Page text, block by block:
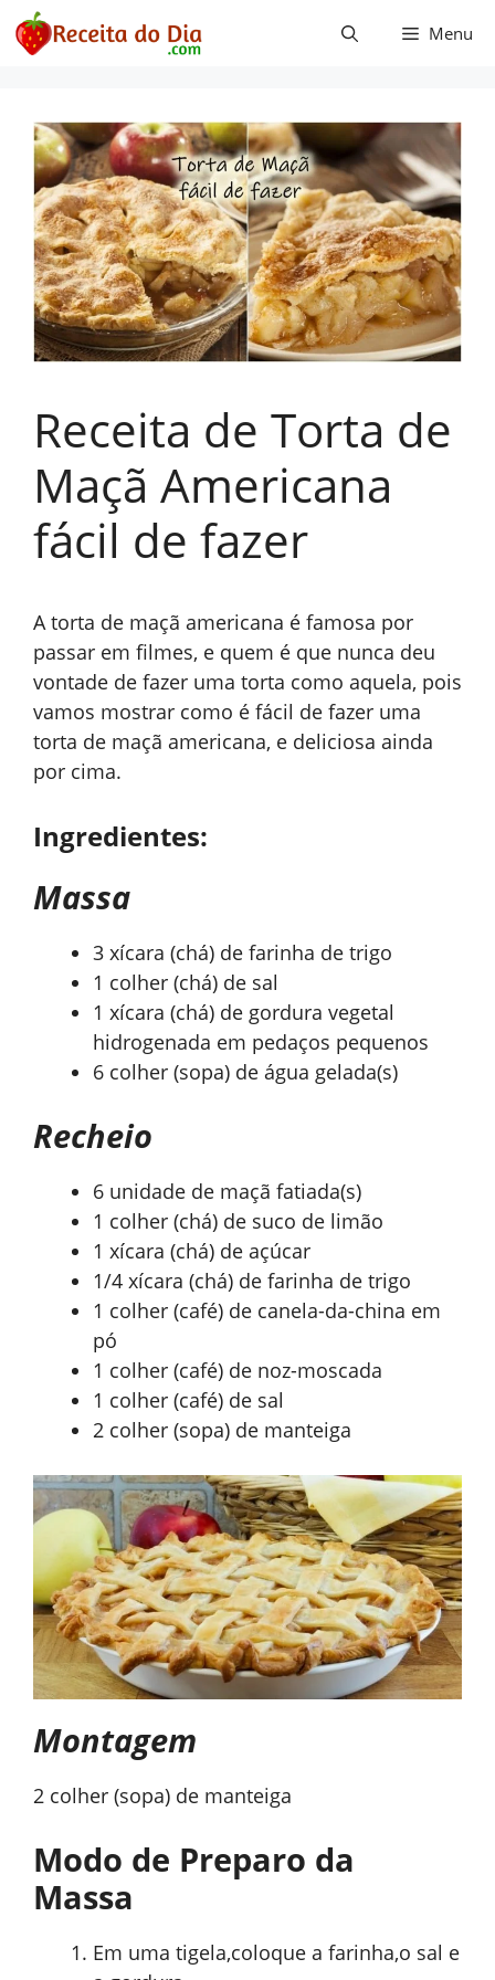
Pular
para
Menu
Receita de Torta de
Maçã Americana
fácil de fazer
A torta de maçã americana é famosa por
passar em filmes, e quem é que nunca deu
vontade de fazer uma torta como aquela, pois
vamos mostrar como é fácil de fazer uma
torta de maçã americana, e deliciosa ainda
por cima.
Ingredientes:
Massa
3 xícara (chá) de farinha de trigo
1 colher (chá) de sal
1 xícara (chá) de gordura vegetal
hidrogenada em pedaços pequenos
6 colher (sopa) de água gelada(s)
Recheio
6 unidade de maçã fatiada(s)
1 colher (chá) de suco de limão
1 xícara (chá) de açúcar
1/4 xícara (chá) de farinha de trigo
1 colher (café) de canela-da-china em
pó
1 colher (café) de noz-moscada
1 colher (café) de sal
2 colher (sopa) de manteiga
Montagem
2 colher (sopa) de manteiga
Modo de Preparo da
Massa
Em uma tigela,coloque a farinha,o sal e